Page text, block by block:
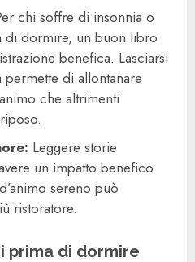
chi soffre di insonnia o
di dormire, un buon libro
benefica. Lasciarsi
di allontanare
che altrimenti
Leggere storie
un impatto benefico
sereno può
ristoratore.
prima di dormire